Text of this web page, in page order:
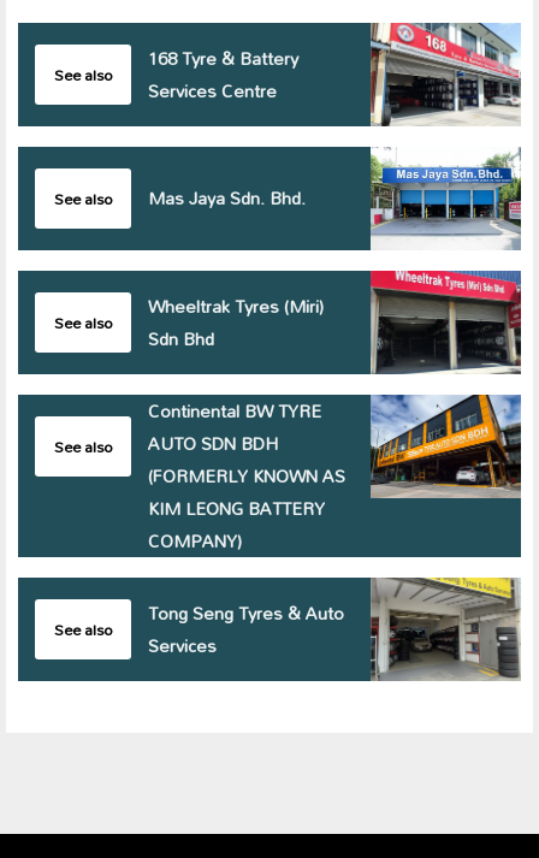
See also
168 Tyre & Battery
Services Centre
See also Mas Jaya Sdn. Bhd.
See also
Wheeltrak Tyres (Miri)
Sdn Bhd
See also
Continental BW TYRE
AUTO SDN BDH
(FORMERLY KNOWN AS
KIM LEONG BATTERY
COMPANY)
See also
Tong Seng Tyres & Auto
Services